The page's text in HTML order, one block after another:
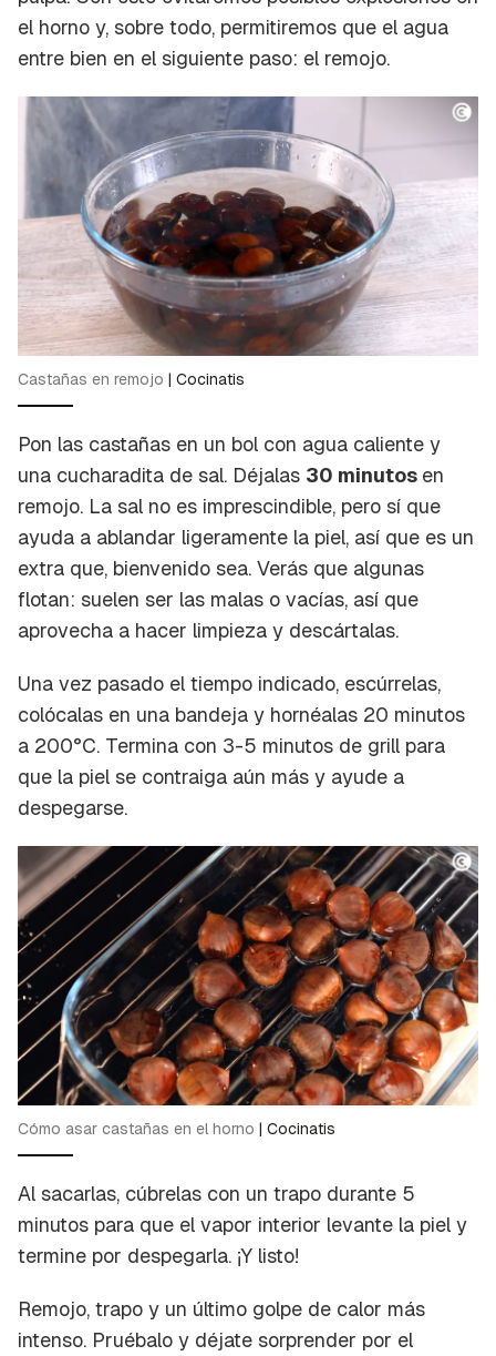
el horno y, sobre todo, permitiremos que el agua
entre bien en el siguiente paso: el remojo.
Castañas en remojo | Cocinatis
Pon las castañas en un bol con agua caliente y
una cucharadita de sal. Déjalas 30 minutos en
remojo. La sal no es imprescindible, pero sí que
ayuda a ablandar ligeramente la piel, así que es un
extra que, bienvenido sea. Verás que algunas
flotan: suelen ser las malas o vacías, así que
aprovecha a hacer limpieza y descártalas.
Una vez pasado el tiempo indicado, escúrrelas,
colócalas en una bandeja y hornéalas 20 minutos
a 200°C. Termina con 3-5 minutos de grill para
que la piel se contraiga aún más y ayude a
despegarse.
Cómo asar castañas en el horno | Cocinatis
Al sacarlas, cúbrelas con un trapo durante 5
minutos para que el vapor interior levante la piel y
termine por despegarla. ¡Y listo!
Remojo, trapo y un último golpe de calor más
intenso. Pruébalo y déjate sorprender por el